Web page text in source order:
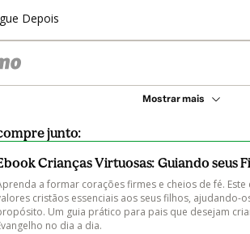
Depois
Mostrar mais
junto:
Crianças Virtuosas: Guiando seus
a formar corações firmes e cheios de fé.
cristãos essenciais aos seus filhos, ajudando-
Um guia prático para pais que desejam
no dia a dia.